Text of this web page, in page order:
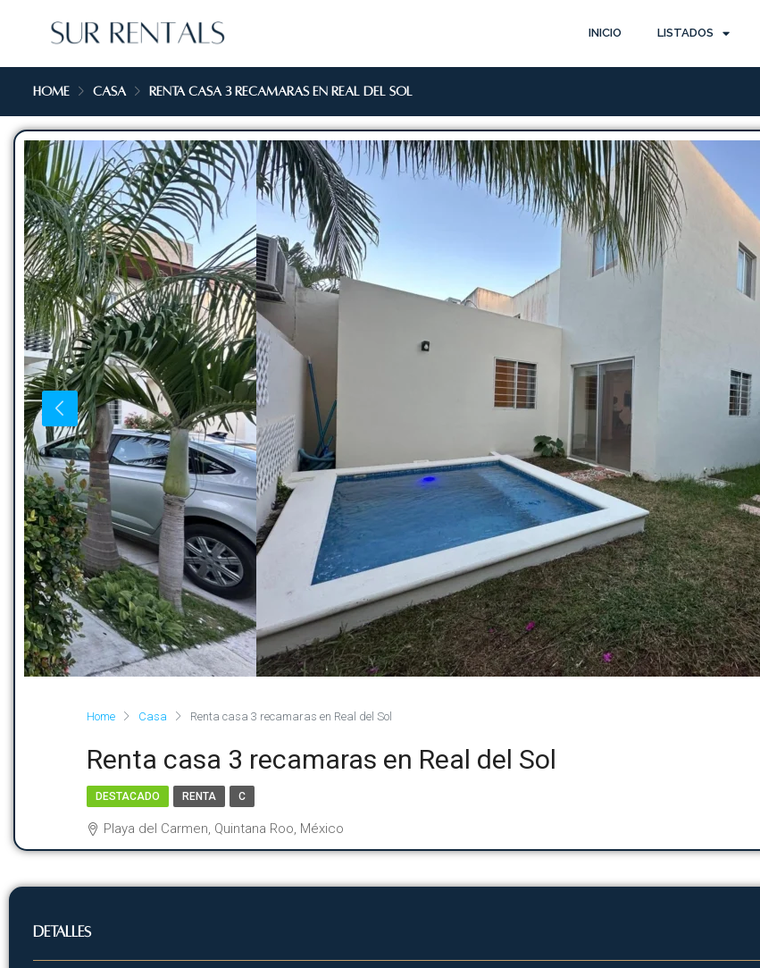
INICIO LISTADOS
Home Casa Renta casa 3 recamaras en Real del Sol
Home Casa Renta casa 3 recamaras en Real del Sol
Renta casa 3 recamaras en Real del Sol
DESTACADO RENTA C
Playa del Carmen, Quintana Roo, México
Detalles